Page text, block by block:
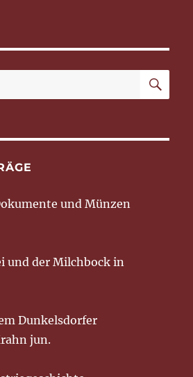
und Münzen
und der Milchbock in
Dunkelsdorfer
jun.